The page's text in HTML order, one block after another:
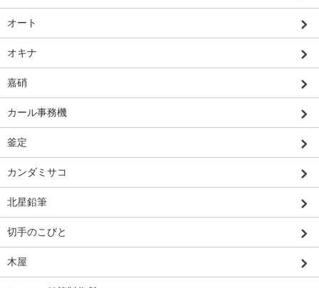
オート
オキナ
嘉硝
カール事務機
釜定
カンダミサコ
北星鉛筆
切手のこびと
木屋